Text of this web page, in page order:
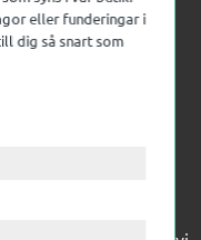
till
eller funderingar i
dig så snart som